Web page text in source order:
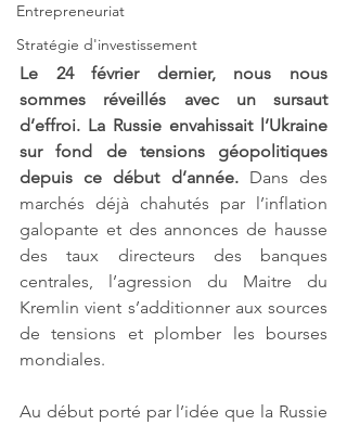
Entrepreneuriat
Stratégie d'investissement
Le 24 février dernier, nous nous
sommes réveillés avec un sursaut
d’effroi. La Russie envahissait l’Ukraine
sur fond de tensions géopolitiques
depuis ce début d’année. Dans des
marchés déjà chahutés par l’inflation
galopante et des annonces de hausse
des taux directeurs des banques
centrales, l’agression du Maitre du
Kremlin vient s’additionner aux sources
de tensions et plomber les bourses
mondiales.
Au début porté par l’idée que la Russie